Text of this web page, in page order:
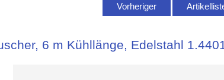
Vorheriger
6 m Kühllänge, Edelstahl 1.4401